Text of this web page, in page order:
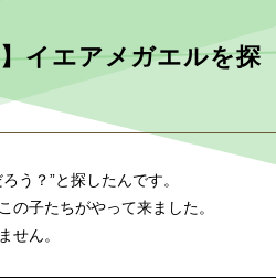
イエアメガエルを探
う？”と探したんです。
の子たちがやって来ました。
せん。